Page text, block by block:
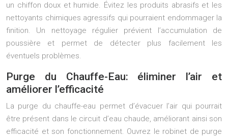
un chiffon doux et humide. Évitez les produits abrasifs et les
nettoyants chimiques agressifs qui pourraient endommager la
finition. Un nettoyage régulier prévient l’accumulation de
poussière et permet de détecter plus facilement les
éventuels problèmes.
Purge du Chauffe-Eau: éliminer l’air et
améliorer l’efficacité
La purge du chauffe-eau permet d’évacuer l’air qui pourrait
être présent dans le circuit d’eau chaude, améliorant ainsi son
efficacité et son fonctionnement. Ouvrez le robinet de purge